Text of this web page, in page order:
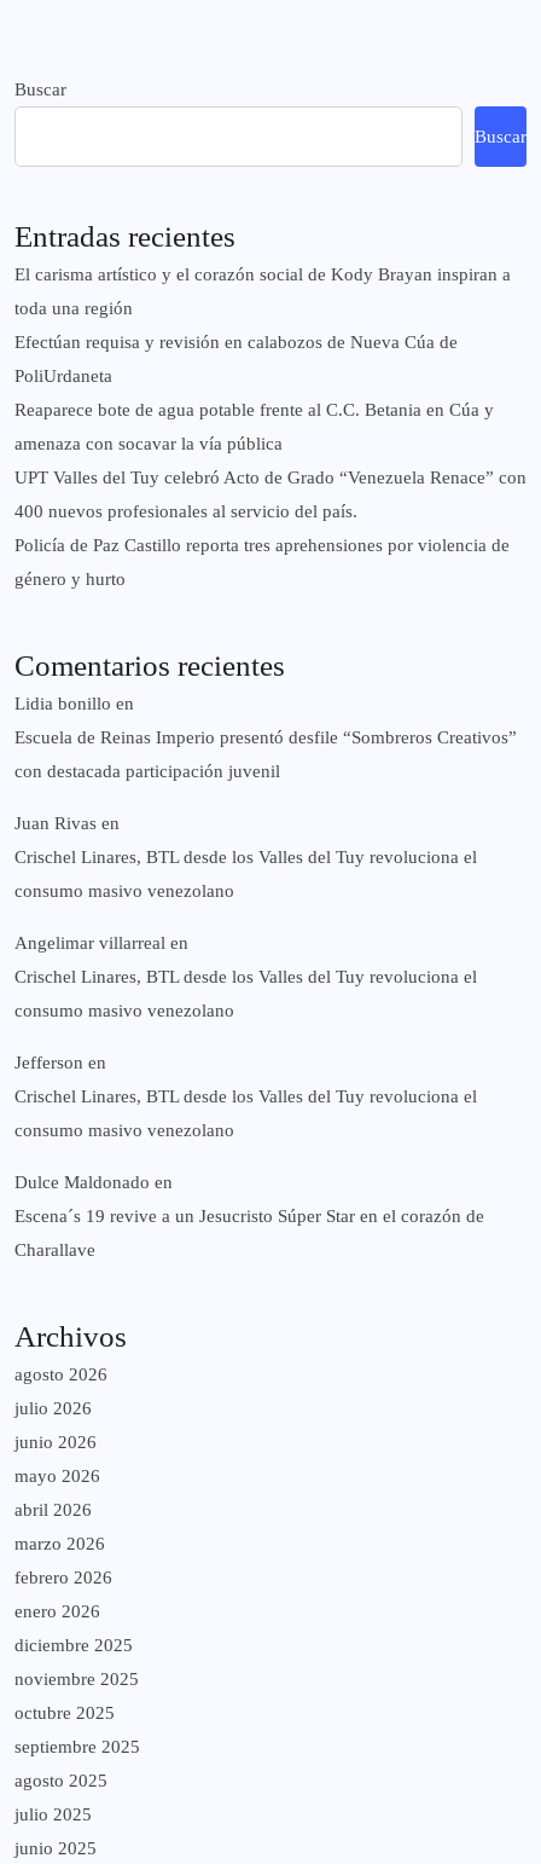
Buscar
Buscar
Entradas recientes
El carisma artístico y el corazón social de Kody Brayan inspiran a
toda una región
Efectúan requisa y revisión en calabozos de Nueva Cúa de
PoliUrdaneta
Reaparece bote de agua potable frente al C.C. Betania en Cúa y
amenaza con socavar la vía pública
UPT Valles del Tuy celebró Acto de Grado “Venezuela Renace” con
400 nuevos profesionales al servicio del país.
‎Policía de Paz Castillo reporta tres aprehensiones por violencia de
género y hurto
Comentarios recientes
Lidia bonillo en
Escuela de Reinas Imperio presentó desfile “Sombreros Creativos”
con destacada participación juvenil
Juan Rivas en
Crischel Linares, BTL desde los Valles del Tuy revoluciona el
consumo masivo venezolano
Angelimar villarreal en
Crischel Linares, BTL desde los Valles del Tuy revoluciona el
consumo masivo venezolano
Jefferson en
Crischel Linares, BTL desde los Valles del Tuy revoluciona el
consumo masivo venezolano
Dulce Maldonado en
Escena´s 19 revive a un Jesucristo Súper Star en el corazón de
Charallave
Archivos
agosto 2026
julio 2026
junio 2026
mayo 2026
abril 2026
marzo 2026
febrero 2026
enero 2026
diciembre 2025
noviembre 2025
octubre 2025
septiembre 2025
agosto 2025
julio 2025
junio 2025